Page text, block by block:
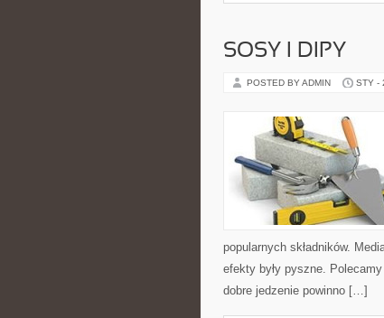
SOSY I DIPY
POSTED BY ADMIN STY -
popularnych składników.
efekty były pyszne.
dobre jedzenie powinno […]